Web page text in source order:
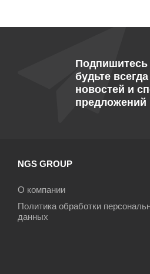
Подпишитесь
будьте
новостей и
NGS GROUP
О компании
Политика обработки
данных